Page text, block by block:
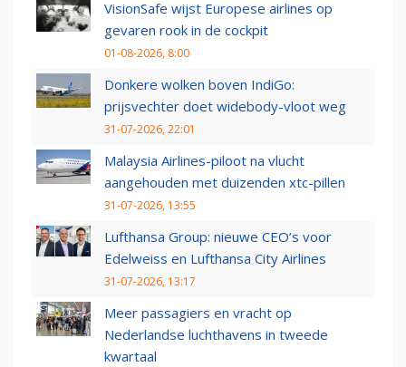
VisionSafe wijst Europese airlines op
gevaren rook in de cockpit
01-08-2026, 8:00
Donkere wolken boven IndiGo:
prijsvechter doet widebody-vloot weg
31-07-2026, 22:01
Malaysia Airlines-piloot na vlucht
aangehouden met duizenden xtc-pillen
31-07-2026, 13:55
Lufthansa Group: nieuwe CEO’s voor
Edelweiss en Lufthansa City Airlines
31-07-2026, 13:17
Meer passagiers en vracht op
Nederlandse luchthavens in tweede
kwartaal